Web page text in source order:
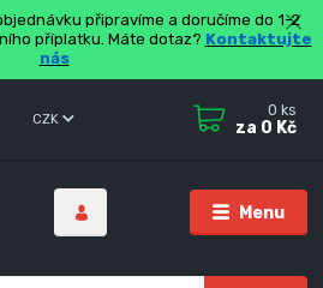
připravíme a doručíme do 1-2
příplatku. Máte dotaz? Kontaktujte
nás
Menu
CZK 0 ks
za 0 Kč